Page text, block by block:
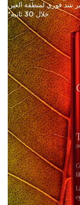
شد فوري لمنطقة العين
خلال 30 ثانية*